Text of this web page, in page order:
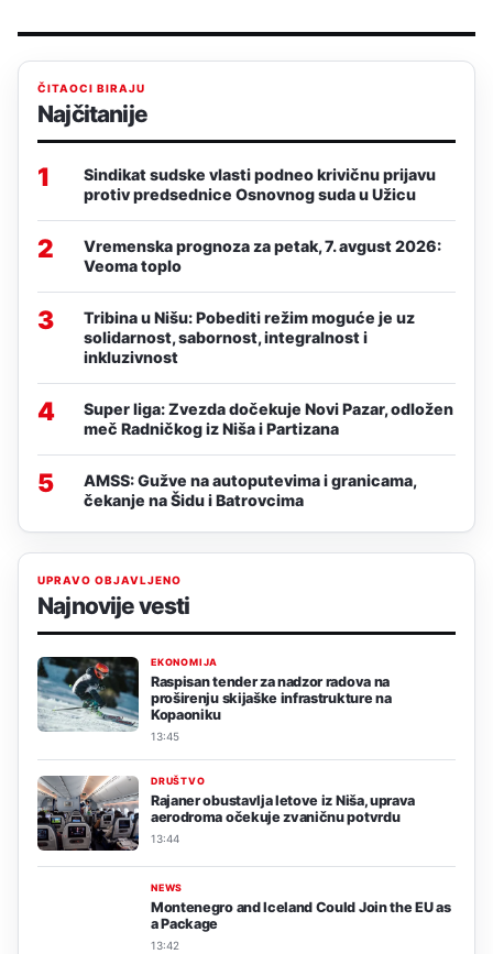
ČITAOCI BIRAJU
Najčitanije
1
Sindikat sudske vlasti podneo krivičnu prijavu
protiv predsednice Osnovnog suda u Užicu
2
Vremenska prognoza za petak, 7. avgust 2026:
Veoma toplo
3
Tribina u Nišu: Pobediti režim moguće je uz
solidarnost, sabornost, integralnost i
inkluzivnost
4
Super liga: Zvezda dočekuje Novi Pazar, odložen
meč Radničkog iz Niša i Partizana
5
AMSS: Gužve na autoputevima i granicama,
čekanje na Šidu i Batrovcima
UPRAVO OBJAVLJENO
Najnovije vesti
EKONOMIJA
Raspisan tender za nadzor radova na
proširenju skijaške infrastrukture na
Kopaoniku
13:45
DRUŠTVO
Rajaner obustavlja letove iz Niša, uprava
aerodroma očekuje zvaničnu potvrdu
13:44
NEWS
Montenegro and Iceland Could Join the EU as
a Package
13:42